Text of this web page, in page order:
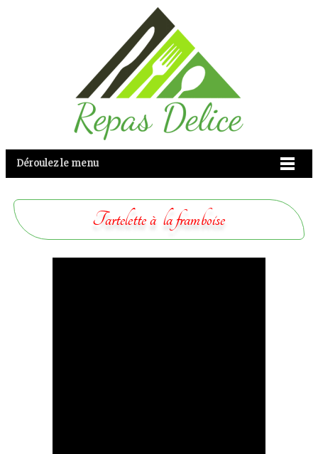
Déroulez le menu
Tartelette à la framboise